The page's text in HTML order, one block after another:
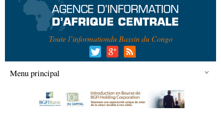
Toute l’informationdu Bassin du Congo
Menu principal